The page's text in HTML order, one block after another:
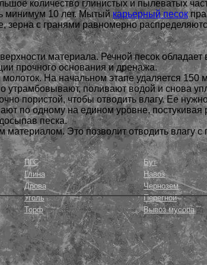
количество глинистых и пылеватых
минимум 10 лет. Мытыйкарьерный песок
зерна с гранями равномерно
материала. Речной песок
прочного основания и дренажа.
На начальном этапе удаляется 150
поливают водой и снова
пористой, чтобы отводить влагу. Ее
по одному на едином уровне,
песка.
Это позволит отводить влагу с
ПГС
Глина
Дрова
Уголь
Торф
Бут
Навоз
Чернозем
Перегной
Вывоз мусора